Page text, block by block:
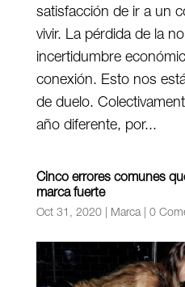
satisfacción de ir a un
vivir. La pérdida de la
incertidumbre
conexión. Esto nos
de duelo.
año diferente, por...
Cinco errores comunes
marca fuerte
Oct 31, 2020| Marca| 0